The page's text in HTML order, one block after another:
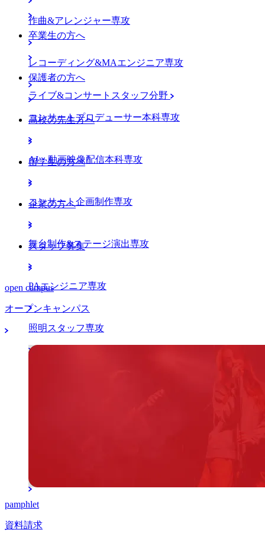
作曲&アレンジャー専攻
レコーディング&MAエンジニア専攻
ライブ&コンサートスタッフ分野
コンサートプロデューサー本科専攻
AI・動画映像配信本科専攻
コンサート企画制作専攻
舞台制作&ステージ演出専攻
PAエンジニア専攻
照明スタッフ専攻
卒業生の方へ
保護者の方へ
高校の先生方へ
留学生の方へ
企業の方へ
スタッフ募集
open campus
オープンキャンパス
pamphlet
資料請求